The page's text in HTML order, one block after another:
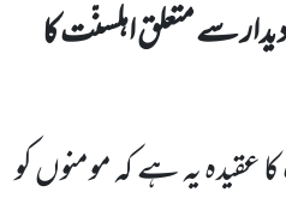
سے متعلق اہلسنّت کا
عقیدہ یہ ہے کہ مومنوں کو